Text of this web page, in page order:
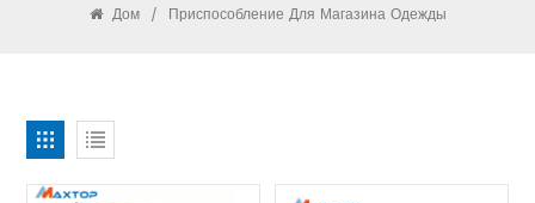
Дом / Приспособление Для Магазина Одежды